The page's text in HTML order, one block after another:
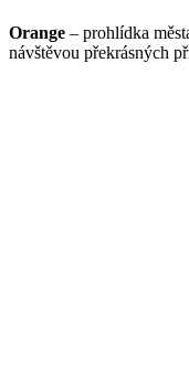
Orange – prohlídka
návštěvou překrásných